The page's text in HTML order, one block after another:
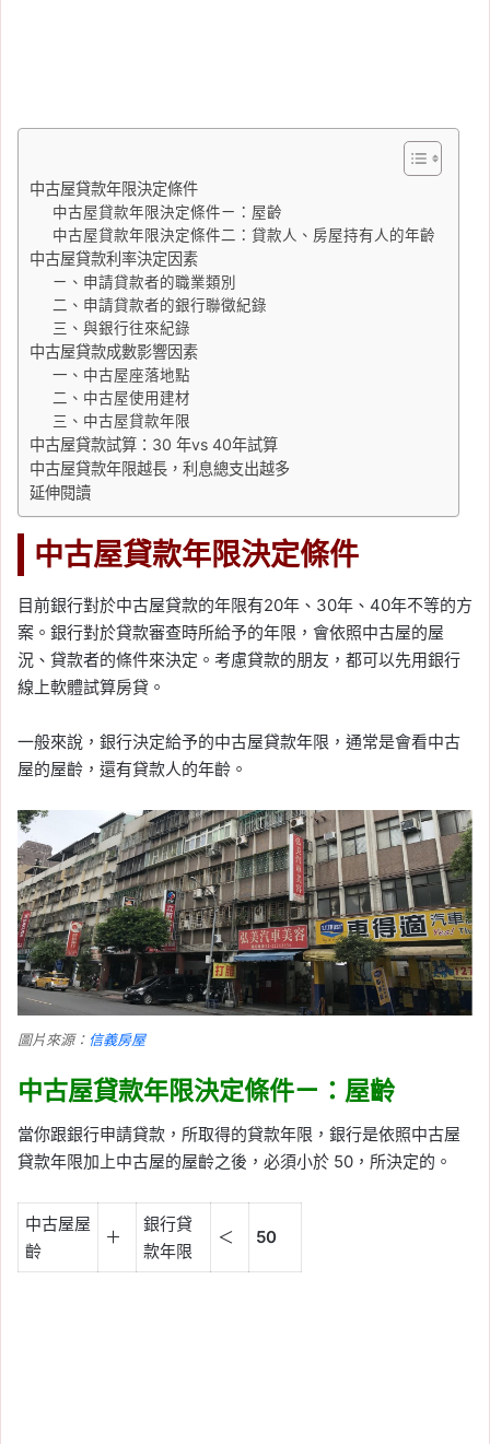
中古屋貸款年限決定條件
中古屋貸款年限決定條件ㄧ：屋齡
中古屋貸款年限決定條件二：貸款人、房屋持有人的年齡
中古屋貸款利率決定因素
ㄧ、申請貸款者的職業類別
二、申請貸款者的銀行聯徵紀錄
三、與銀行往來紀錄
中古屋貸款成數影響因素
一、中古屋座落地點
二、中古屋使用建材
三、中古屋貸款年限
中古屋貸款試算：30 年vs 40年試算
中古屋貸款年限越長，利息總支出越多
延伸閱讀
中古屋貸款年限決定條件
目前銀行對於中古屋貸款的年限有20年、30年、40年不等的方
案。銀行對於貸款審查時所給予的年限，會依照中古屋的屋
況、貸款者的條件來決定。考慮貸款的朋友，都可以先用銀行
線上軟體試算房貸。
一般來說，銀行決定給予的中古屋貸款年限，通常是會看中古
屋的屋齡，還有貸款人的年齡。
圖片來源： 信義房屋
中古屋貸款年限決定條件ㄧ：屋齡
當你跟銀行申請貸款，所取得的貸款年限，銀行是依照中古屋
貸款年限加上中古屋的屋齡之後，必須小於 50，所決定的。
中古屋屋
齡
＋
銀行貸
款年限
＜ 50